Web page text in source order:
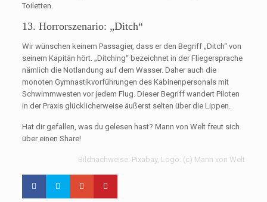
Toiletten.
13. Horrorszenario: „Ditch“
Wir wünschen keinem Passagier, dass er den Begriff „Ditch“ von
seinem Kapitän hört. „Ditching“ bezeichnet in der Fliegersprache
nämlich die Notlandung auf dem Wasser. Daher auch die
monoten Gymnastikvorführungen des Kabinenpersonals mit
Schwimmwesten vor jedem Flug. Dieser Begriff wandert Piloten
in der Praxis glücklicherweise äußerst selten über die Lippen.
Hat dir gefallen, was du gelesen hast? Mann von Welt freut sich
über einen Share!
Bildnachweise: Pixabay, Logo: (c) Mann von Welt